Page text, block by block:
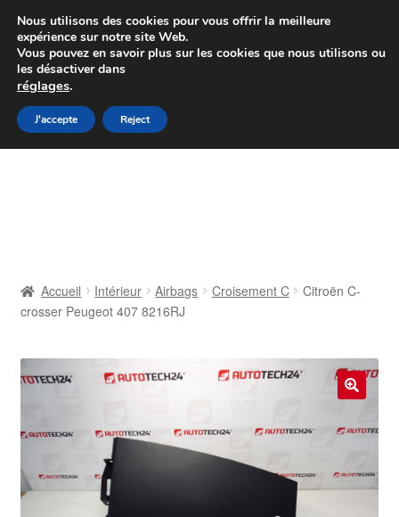
Colissimo livraison à partir de 7 EUR
Du lundi au vendredi de 9 h à 16 h
Aller
à
Aller
au
Contact
Livraison
Paiements
Accueil Intérieur Airbags Croisement C
Citroën C-
crosser Peugeot 407 8216RJ
Nous utilisons des cookies pour vous offrir la meilleure
expérience sur notre site Web.
Vous pouvez en savoir plus sur les cookies que nous utilisons ou
les désactiver dans
réglages.
J'accepte Reject